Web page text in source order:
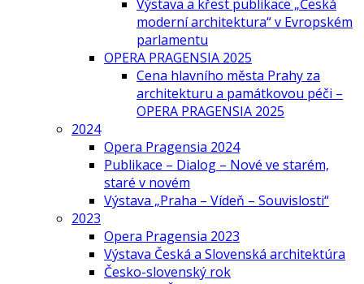
Výstava a křest publikace „Česká
moderní architektura“ v Evropském
parlamentu
OPERA PRAGENSIA 2025
Cena hlavního města Prahy za
architekturu a památkovou péči –
OPERA PRAGENSIA 2025
2024
Opera Pragensia 2024
Publikace – Dialog – Nové ve starém,
staré v novém
Výstava „Praha – Vídeň – Souvislosti“
2023
Opera Pragensia 2023
Výstava Česká a Slovenská architektúra
Česko-slovenský rok